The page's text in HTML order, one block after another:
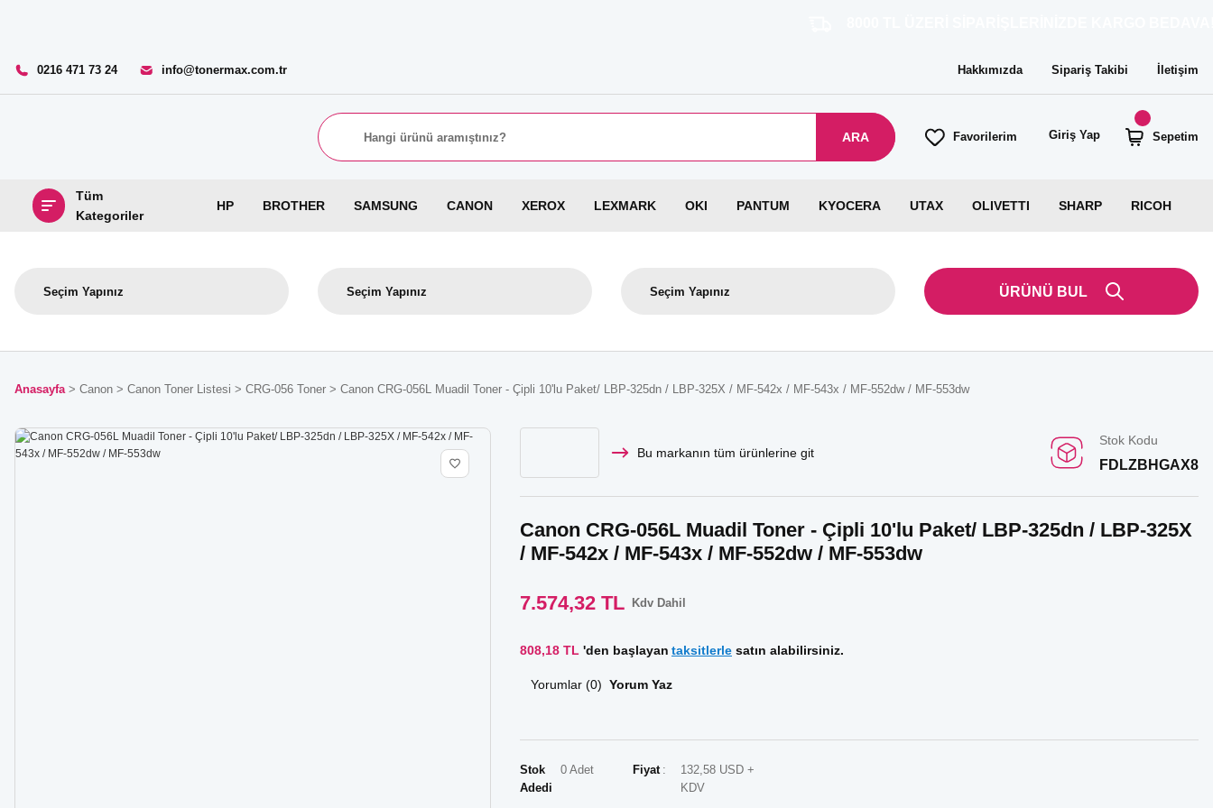
0216 471 73 24 info@tonermax.com.tr Hakkımızda Sipariş Takibi İletişim
ARA Favorilerim Giriş Yap Sepetim
Tüm
Kategoriler
HP BROTHER SAMSUNG CANON XEROX LEXMARK OKI PANTUM KYOCERA UTAX OLIVETTI SHARP RICOH
ÜRÜNÜ BUL
Anasayfa Canon Canon Toner Listesi CRG-056 Toner Canon CRG-056L Muadil Toner - Çipli 10'lu Paket/ LBP-325dn / LBP-325X / MF-542x / MF-543x / MF-552dw / MF-553dw
Bu markanın tüm ürünlerine git
Stok Kodu
FDLZBHGAX8
Canon CRG-056L Muadil Toner - Çipli 10'lu Paket/ LBP-325dn / LBP-325X
/ MF-542x / MF-543x / MF-552dw / MF-553dw
7.574,32 TL Kdv Dahil
808,18 TL 'den başlayan taksitlerle satın alabilirsiniz.
Yorumlar (0) Yorum Yaz
Stok
Adedi
0 Adet Fiyat
132,58 USD +
KDV